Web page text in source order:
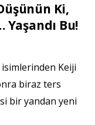
Ki,
Bu!
Keiji
biraz ters
bir yandan yeni